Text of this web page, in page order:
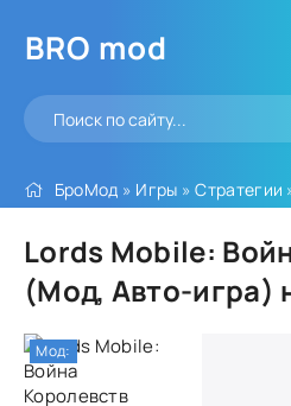
BRO mod
БроМод » Игры »Стратегии
Lords Mobile:
(Мод, Авто-игра)
Мод: